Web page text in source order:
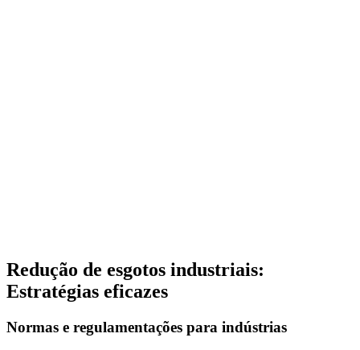
Redução de esgotos industriais:
Estratégias eficazes
Normas e regulamentações para indústrias